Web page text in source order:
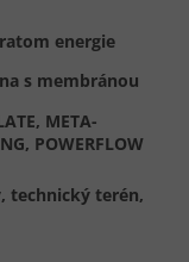
energie
s membránou
META-
POWERFLOW
technický terén,